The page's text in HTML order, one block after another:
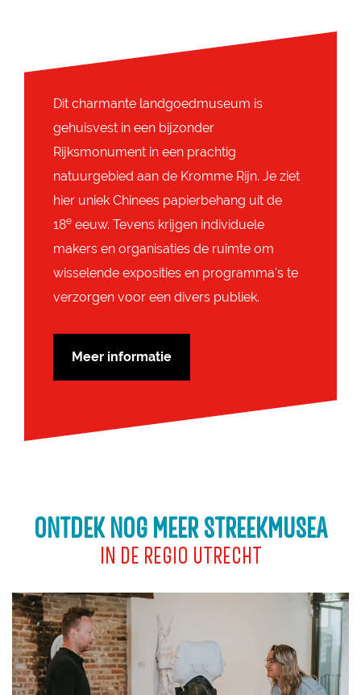
Dit charmante landgoedmuseum is
gehuisvest in een bijzonder
Rijksmonument in een prachtig
natuurgebied aan de Kromme Rijn. Je ziet
hier uniek Chinees papierbehang uit de
18e eeuw. Tevens krijgen individuele
makers en organisaties de ruimte om
wisselende exposities en programma's te
verzorgen voor een divers publiek.
Meer informatie
ONTDEK NOG MEER STREEKMUSEA
IN DE REGIO UTRECHT
K
u
n
s